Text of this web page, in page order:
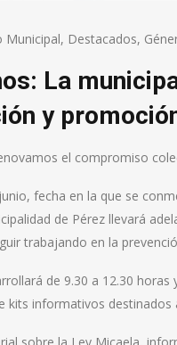
Municipal, Destacados,
La
y
el compromiso
fecha en la que se
de Pérez llevará
trabajando en la
de 9.30 a 12.30
kits informativos